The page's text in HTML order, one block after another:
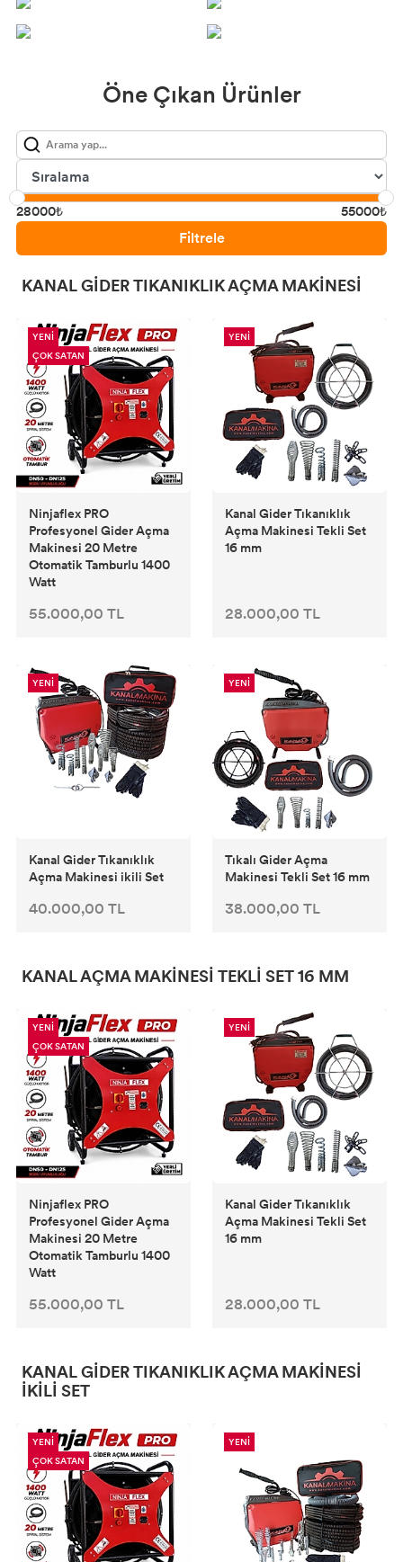
Öne Çıkan Ürünler
28000₺ 55000₺
Filtrele
KANAL GIDER TIKANIKLIK AÇMA MAKINESI
YENİ
ÇOK SATAN
Ninjaflex PRO
Profesyonel Gider Açma
Makinesi 20 Metre
Otomatik Tamburlu 1400
Watt
55.000,00 TL
YENİ
Kanal Gider Tıkanıklık
Açma Makinesi Tekli Set
16 mm
28.000,00 TL
YENİ
Kanal Gider Tıkanıklık
Açma Makinesi ikili Set
40.000,00 TL
YENİ
Tıkalı Gider Açma
Makinesi Tekli Set 16 mm
38.000,00 TL
KANAL AÇMA MAKINESI TEKLI SET 16 MM
YENİ
ÇOK SATAN
Ninjaflex PRO
Profesyonel Gider Açma
Makinesi 20 Metre
Otomatik Tamburlu 1400
Watt
55.000,00 TL
YENİ
Kanal Gider Tıkanıklık
Açma Makinesi Tekli Set
16 mm
28.000,00 TL
KANAL GIDER TIKANIKLIK AÇMA MAKINESI
İKILI SET
YENİ
ÇOK SATAN
YENİ
Rothenberger Akustik Dinleme Cihazı
Rothenberger Termal Kameralar